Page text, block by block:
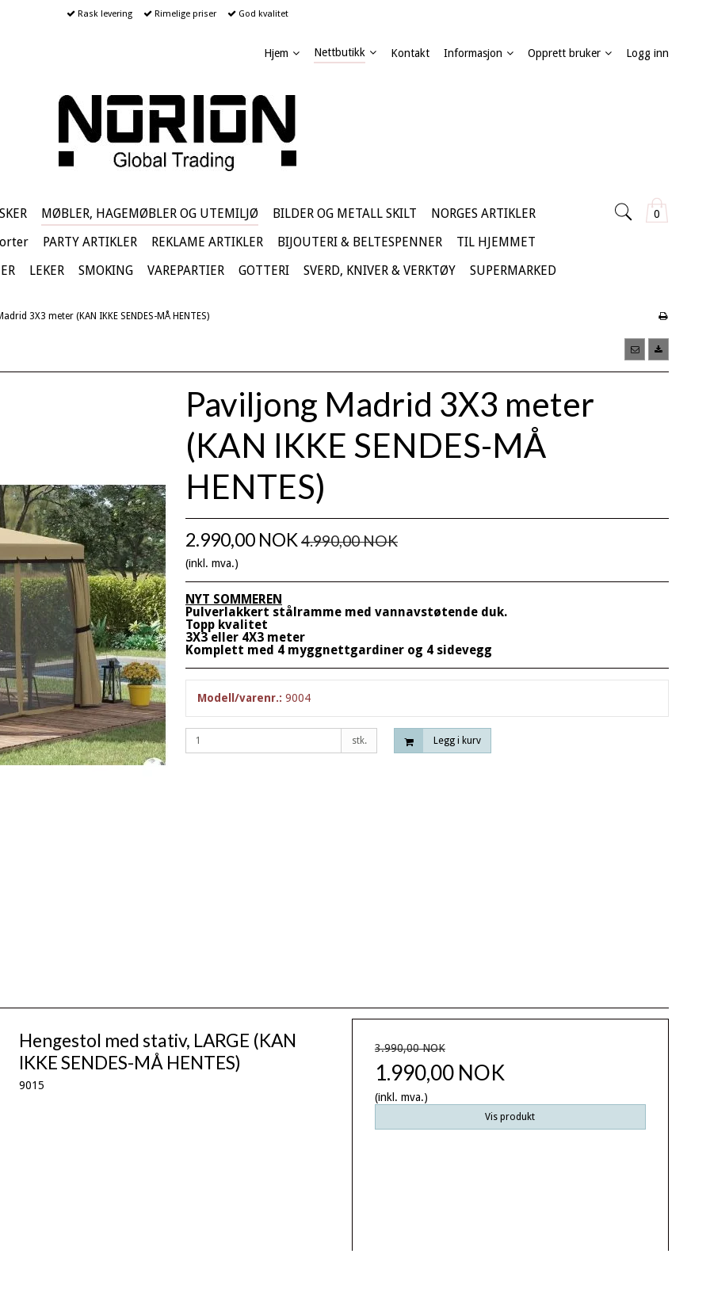
Rask levering Rimelige priser God kvalitet
Hjem Nettbutikk Kontakt Informasjon Opprett bruker Logg inn
0
MØBLER, HAGEMØBLER OG UTEMILJØ BILDER OG METALL SKILT
NORGES ARTIKLER
PARTY ARTIKLER REKLAME ARTIKLER BIJOUTERI & BELTESPENNER
TIL HJEMMET
LEKER SMOKING VAREPARTIER GOTTERI SVERD, KNIVER & VERKTØY SUPERMARKED
3X3 meter (KAN IKKE SENDES-MÅ HENTES)
Paviljong Madrid 3X3 meter
(KAN IKKE SENDES-MÅ
HENTES)
2.990,00 NOK4.990,00 NOK
(inkl. mva.)
NYT SOMMEREN
Pulverlakkert stålramme med vannavstøtende duk.
Topp kvalitet
3X3 eller 4X3 meter
Komplett med 4 myggnettgardiner og 4 sidevegg
Modell/varenr.: 9004
stk. Legg i kurv
Hengestol med stativ, LARGE (KAN
IKKE SENDES-MÅ HENTES)
9015
3.990,00 NOK
1.990,00 NOK
(inkl. mva.)
Vis produkt